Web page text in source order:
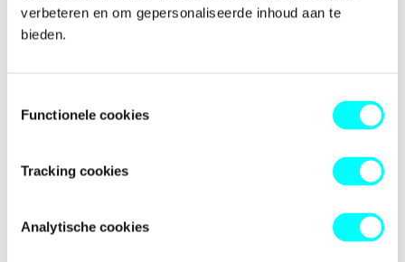
verbeteren en om gepersonaliseerde inhoud aan te
bieden.
Functionele cookies
Tracking cookies
Analytische cookies
-side exception has occurred while
browser consolefor